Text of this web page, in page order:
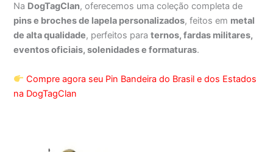
Na DogTagClan, oferecemos uma coleção completa de
pins e broches de lapela personalizados, feitos em metal
de alta qualidade, perfeitos paraternos, fardas militares,
eventos oficiais, solenidades e formaturas.
Compre agora seu Pin Bandeira do Brasil e dos Estados
na DogTagClan